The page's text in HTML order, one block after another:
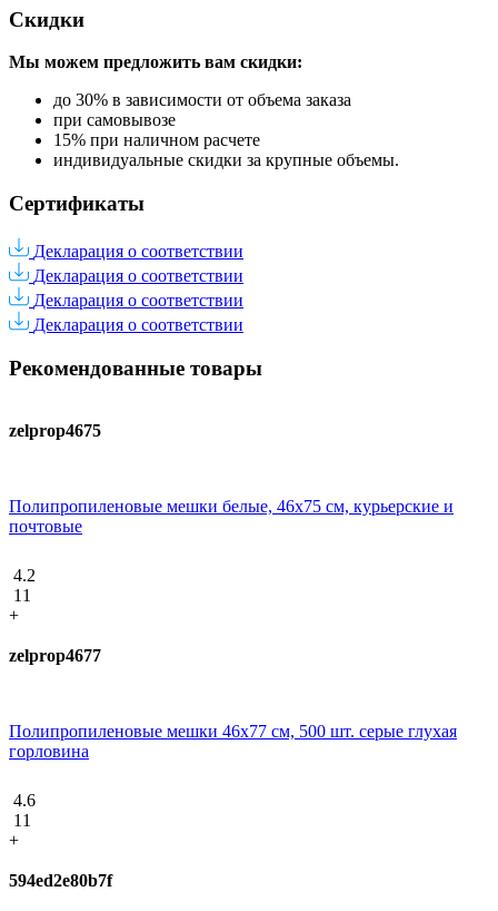
Скидки
Мы можем предложить вам скидки:
до 30% в зависимости от объема заказа
при самовывозе
15% при наличном расчете
индивидуальные скидки за крупные объемы.
Сертификаты
Декларация о соответствии
Декларация о соответствии
Декларация о соответствии
Декларация о соответствии
Рекомендованные товары
zelprop4675
Полипропиленовые мешки белые, 46х75 см, курьерские и
почтовые
4.2
11
+
zelprop4677
Полипропиленовые мешки 46х77 см, 500 шт. серые глухая
горловина
4.6
11
+
594ed2e80b7f